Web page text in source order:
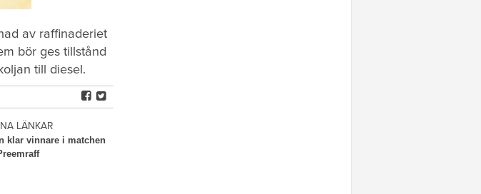
av raffinaderiet
bör ges tillstånd
till diesel.
LÄNKAR
klar vinnare i matchen